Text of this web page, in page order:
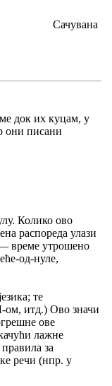
Сачувана
док их куцам, у
они писани
Колико ово
распореда улази
— време утрошено
од-нуле,
те
ом, итд.) Ово значи
ове
лажне
за
речи (нпр. у